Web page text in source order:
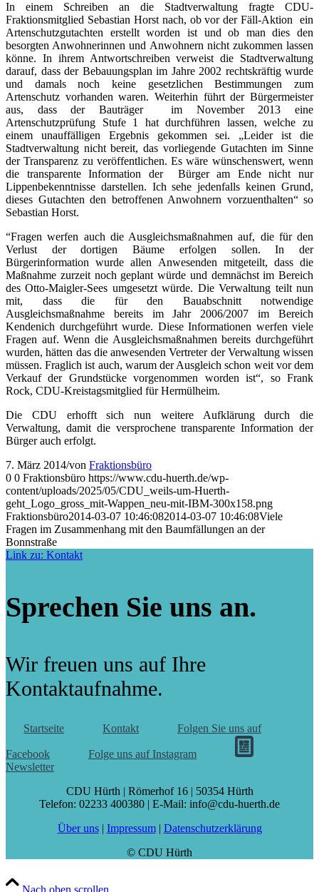
In einem Schreiben an die Stadtverwaltung fragte CDU-
Fraktionsmitglied Sebastian Horst nach, ob vor der Fäll-Aktion
ein
Artenschutzgutachten erstellt worden ist und ob man dies den
besorgten Anwohnerinnen und Anwohnern nicht zukommen lassen
könne. In ihrem Antwortschreiben verweist die Stadtverwaltung
darauf, dass der Bebauungsplan im Jahre 2002 rechtskräftig wurde
und damals noch keine gesetzlichen Bestimmungen zum
Artenschutz vorhanden waren. Weiterhin führt der Bürgermeister
aus, dass der Bauträger
im November 2013 eine
Artenschutzprüfung Stufe 1 hat durchführen lassen, welche zu
einem unauffälligen Ergebnis gekommen sei. „Leider ist die
Stadtverwaltung nicht bereit, das vorliegende Gutachten im Sinne
der Transparenz zu veröffentlichen. Es wäre wünschenswert, wenn
die transparente Information der
Bürger am Ende nicht nur
Lippenbekenntnisse darstellen. Ich sehe jedenfalls keinen Grund,
dieses Gutachten den betroffenen Anwohnern vorzuenthalten“ so
Sebastian Horst.
“Fragen werfen auch die Ausgleichsmaßnahmen auf, die für den
Verlust der dortigen Bäume erfolgen sollen. In der
Bürgerinformation wurde allen Anwesenden mitgeteilt, dass die
Maßnahme zurzeit noch geplant würde und demnächst im Bereich
des Otto-Maigler-Sees umgesetzt würde. Die Verwaltung teilt nun
mit, dass die für den Bauabschnitt notwendige
Ausgleichsmaßnahme bereits im Jahr 2006/2007 im Bereich
Kendenich durchgeführt wurde. Diese Informationen werfen viele
Fragen auf. Wenn die Ausgleichsmaßnahmen bereits durchgeführt
wurden, hätten das die anwesenden Vertreter der Verwaltung wissen
müssen. Fraglich ist auch, warum der Ausgleich schon weit vor dem
Verkauf der Grundstücke vorgenommen worden ist“, so Frank
Rock, CDU-Kreistagsmitglied für Hermülheim.
Die CDU erhofft sich nun weitere Aufklärung durch die
Verwaltung, damit die versprochene transparente Information der
Bürger auch erfolgt.
7. März 2014/von Fraktionsbüro
0 0 Fraktionsbüro https://www.cdu-huerth.de/wp-
content/uploads/2025/05/CDU_weils-um-Huerth-
geht_Logo_gross_mit-Wappen_neu-mit-IBM-300x158.png
Fraktionsbüro2014-03-07 10:46:082014-03-07 10:46:08Viele
Fragen im Zusammenhang mit den Baumfällungen an der
Bonnstraße
Link zu: Kontakt
Sprechen Sie uns an.
Wir freuen uns auf Ihre
Kontaktaufnahme.
Startseite Kontakt Folgen Sie uns auf
Facebook
Folge uns auf Instagram
Newsletter
CDU Hürth | Römerhof 16 | 50354 Hürth
Telefon: 02233 400380 | E-Mail: info@cdu-huerth.de
Über uns| Impressum| Datenschutzerklärung
© CDU Hürth